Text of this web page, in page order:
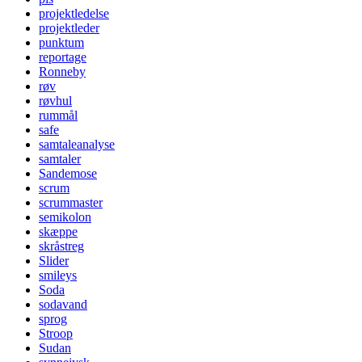
projektledelse
projektleder
punktum
reportage
Ronneby
røv
røvhul
rummål
safe
samtaleanalyse
samtaler
Sandemose
scrum
scrummaster
semikolon
skæppe
skråstreg
Slider
smileys
Soda
sodavand
sprog
Stroop
Sudan